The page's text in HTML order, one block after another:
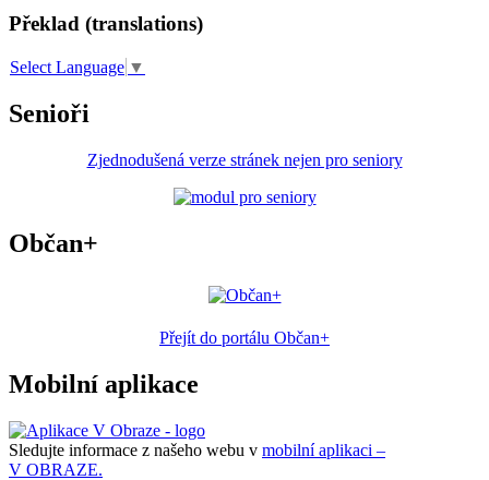
Překlad (translations)
Select Language ▼
Senioři
Zjednodušená verze stránek nejen pro seniory
Občan+
Přejít do portálu Občan+
Mobilní aplikace
Sledujte informace z našeho webu v mobilní aplikaci –
V OBRAZE.